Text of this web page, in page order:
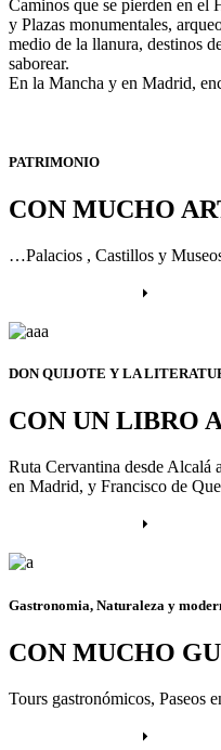
Caminos que se pierden en el
y Plazas monumentales,
medio de la llanura, destinos
saborear.
En la Mancha y en Madrid,
PATRIMONIO
CON MUCHO
…Palacios , Castillos y
DON QUIJOTE Y LA
CON UN LIBRO
Ruta Cervantina desde Alcalá
en Madrid, y Francisco de
Gastronomia, Naturaleza y
CON MUCHO
Tours gastronómicos, Paseos